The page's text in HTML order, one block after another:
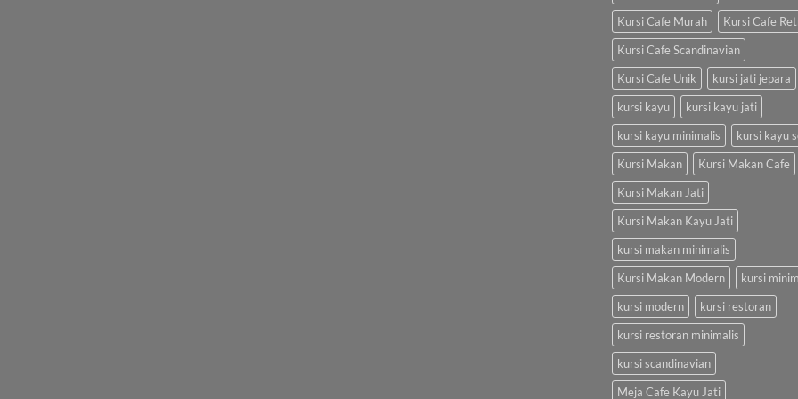
Kursi Cafe Murah
Kursi Cafe
Kursi Cafe Scandinavian
Kursi Cafe Unik
kursi jati jepara
kursi kayu
kursi kayu jati
kursi kayu minimalis
kursi kayu
Kursi Makan
Kursi Makan Cafe
Kursi Makan Jati
Kursi Makan Kayu Jati
kursi makan minimalis
Kursi Makan Modern
kursi
kursi modern
kursi restoran
kursi restoran minimalis
kursi scandinavian
Meja Cafe Kayu Jati